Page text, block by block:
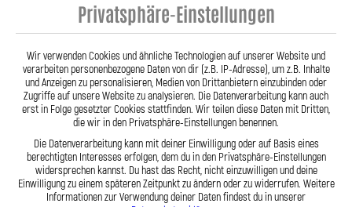
wartungsfrei, widerstandsfähig gegen Marderbisse und behalten auch
nach Jahren ihre Zuverlässigkeit und Präzision – ein echter Vorteil
Anschlüsse ermöglichen eine spannungsfreie, saubere Verlegung wie
Orig. – ein besonderes Merkmal aus der Entwicklung von Lothar
Spiegler. Jede Leitung wird millimetergenau gefertigt, geprüft und
exakt auf Ihr Motorrad abgestimmt – ob als Sonderanfertigung oder
anbaufertiges Stahlflex-Kit. Mit den Stahlflex-Kupplungsleitungen von
Lothar Spiegler Kfz-Leitungen GmbH setzen Sie auf deutsche
Handwerksqualität, über 35 Jahre Erfahrung und ein Produkt, das
Haltbarkeit, Präzision und Fahrgefühl auf höchstem Niveau vereint.
Hier zu unserem Video „Stahlflex vs. Gummi“
Privatsphäre-Einstellungen
Wir verwenden Cookies und ähnliche Technologien auf unserer Website und
verarbeiten personenbezogene Daten von dir (z.B. IP-Adresse), um z.B. Inhalte
und Anzeigen zu personalisieren, Medien von Drittanbietern einzubinden oder
Zugriffe auf unsere Website zu analysieren. Die Datenverarbeitung kann auch
erst in Folge gesetzter Cookies stattfinden. Wir teilen diese Daten mit Dritten,
die wir in den Privatsphäre-Einstellungen benennen.
Die Datenverarbeitung kann mit deiner Einwilligung oder auf Basis eines
berechtigten Interesses erfolgen, dem du in den Privatsphäre-Einstellungen
widersprechen kannst. Du hast das Recht, nicht einzuwilligen und deine
Einwilligung zu einem späteren Zeitpunkt zu ändern oder zu widerrufen. Weitere
Informationen zur Verwendung deiner Daten findest du in unserer